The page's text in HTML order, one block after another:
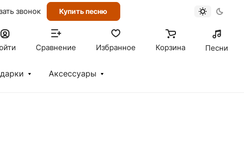
звонок Купить песню
Сравнение Избранное Корзина Песни
Аксессуары